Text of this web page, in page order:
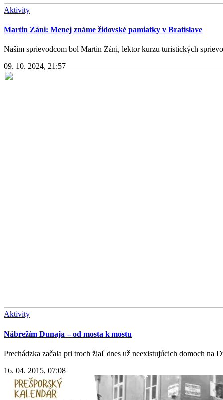
Aktivity
Martin Záni: Menej známe židovské pamiatky v Bratislave
Našim sprievodcom bol Martin Záni, lektor kurzu turistických
09. 10. 2024, 21:57
Aktivity
Nábrežím Dunaja – od mosta k mostu
Prechádzka začala pri troch žiaľ dnes už neexistujúcich domoch na
16. 04. 2015, 07:08